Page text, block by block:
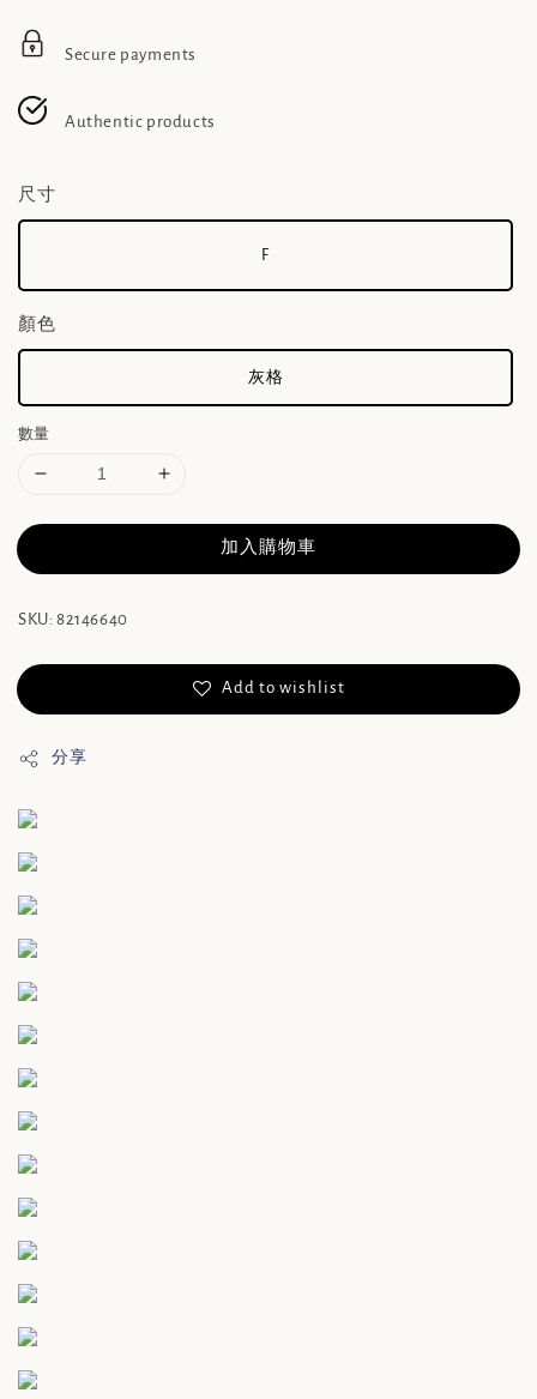
Secure payments
Authentic products
尺寸
F
顏色
灰格
數量
加入購物車
SKU: 82146640
Add to wishlist
分享